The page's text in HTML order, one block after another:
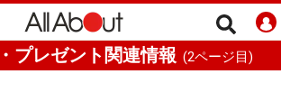
プレゼント関連情報 (2ページ目)